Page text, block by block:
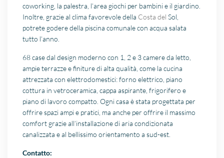
coworking, la palestra, l’area giochi per bambini e il giardino.
Inoltre, grazie al clima favorevole della Costa del Sol,
potrete godere della piscina comunale con acqua salata
tutto l’anno.
68 case dal design moderno con 1, 2 e 3 camere da letto,
ampie terrazze e finiture di alta qualità, come la cucina
attrezzata con elettrodomestici: forno elettrico, piano
cottura in vetroceramica, cappa aspirante, frigorifero e
piano di lavoro compatto. Ogni casa è stata progettata per
offrire spazi ampi e pratici, ma anche per offrire il massimo
comfort grazie all’installazione di aria condizionata
canalizzata e al bellissimo orientamento a sud-est.
Contatto: